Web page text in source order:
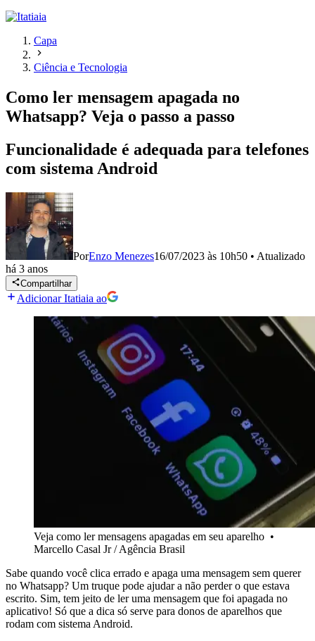
Capa
Ciência e Tecnologia
Como ler mensagem apagada no
Whatsapp? Veja o passo a passo
Funcionalidade é adequada para telefones
com sistema Android
PorEnzo Menezes16/07/2023 às 10h50 • Atualizado
há 3 anos
Compartilhar
Adicionar Itatiaia ao
Veja como ler mensagens apagadas em seu aparelho •
Marcello Casal Jr / Agência Brasil
Sabe quando você clica errado e apaga uma mensagem sem querer
no Whatsapp? Um truque pode ajudar a não perder o que estava
escrito. Sim, tem jeito de ler uma mensagem que foi apagada no
aplicativo! Só que a dica só serve para donos de aparelhos que
rodam com sistema Android.